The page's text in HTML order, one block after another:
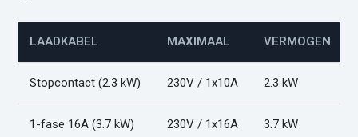
LAADKABEL MAXIMAAL VERMOGEN
Stopcontact (2.3 kW) 230V / 1x10A 2.3 kW
1-fase 16A (3.7 kW) 230V / 1x16A 3.7 kW